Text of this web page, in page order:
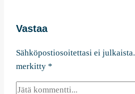
Vastaa
Sähköpostiosoitettasi ei julkaista.
merkitty *